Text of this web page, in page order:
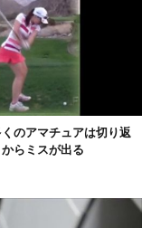
のアマチュアは切り返
らミスが出る